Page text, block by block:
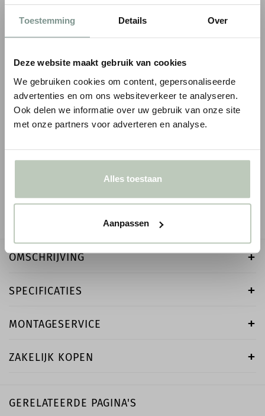
Toestemming Details Over
Deze website maakt gebruik van cookies
We gebruiken cookies om content, gepersonaliseerde
advertenties en om ons websiteverkeer te analyseren.
Ook delen we informatie over uw gebruik van onze site
met onze partners voor adverteren en analyse.
Alles toestaan
Aanpassen
€ 311,60 € 264,86p/st incl. BTW
- +
€ 171,80 € 146,03
-
OMSCHRIJVING
SPECIFICATIES
MONTAGESERVICE
ZAKELIJK KOPEN
GERELATEERDE PAGINA'S